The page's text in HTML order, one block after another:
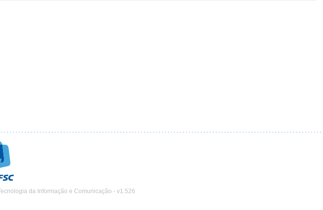
da Informação e Comunicação - v1.526